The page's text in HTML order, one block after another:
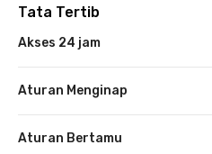
Tata Tertib
Akses 24 jam
Aturan Menginap
Aturan Bertamu